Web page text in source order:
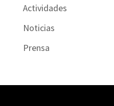
Actividades
Noticias
Prensa